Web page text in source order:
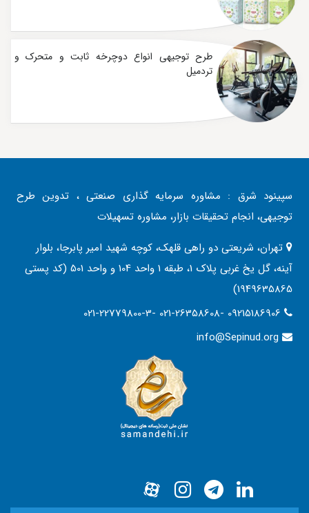
طرح توجیهی انواع دوچرخه ثابت و متحرک و
تردمیل
سپینود شرق : مشاوره سرمایه گذاری صنعتی ، تدوین طرح
توجیهی، انجام تحقیقات بازار، مشاوره تسهیلات
تهران، شریعتی دو راهی قلهک، کوچه شهید امیر پابرجا، بلوار
آینه، گل یخ غربی پلاک 1، طبقه 1 واحد 104 و واحد 501 (کد پستی
1949635865)
021-22779800-3- 021-26358608- 09215186906
info@Sepinud.org